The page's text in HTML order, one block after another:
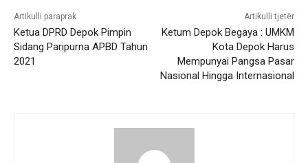
Artikulli paraprak
Ketua DPRD Depok Pimpin
Sidang Paripurna APBD Tahun
2021
Artikulli tjetër
Ketum Depok Begaya : UMKM
Kota Depok Harus
Mempunyai Pangsa Pasar
Nasional Hingga Internasional